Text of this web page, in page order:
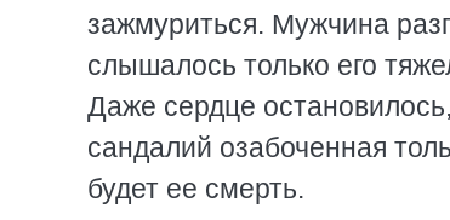
зажмуриться. Мужчина
слышалось только его
Даже сердце
сандалий озабоченная
будет ее смерть.